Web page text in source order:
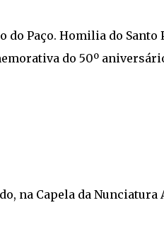
do Paço. Homilia do Santo
do 50º
na Capela da Nunciatura